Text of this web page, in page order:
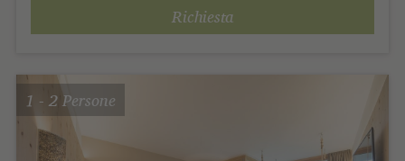
Richiesta
1 - 2 Persone